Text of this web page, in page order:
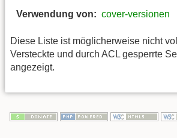
Verwendung von: cover-versionen
Diese Liste ist möglicherweise nicht
Versteckte und durch ACL gesperrte
angezeigt.